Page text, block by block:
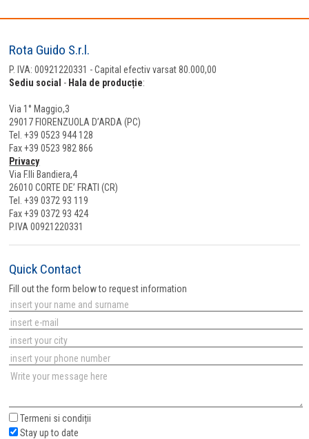
Rota Guido S.r.l.
P. IVA: 00921220331 - Capital efectiv varsat 80.000,00
Sediu social - Hala de producție:
Via 1° Maggio,3
29017 FIORENZUOLA D’ARDA (PC)
Tel. +39 0523 944 128
Fax +39 0523 982 866
Privacy
Via F.lli Bandiera,4
26010 CORTE DE’ FRATI (CR)
Tel. +39 0372 93 119
Fax +39 0372 93 424
P.IVA 00921220331
Quick Contact
Fill out the form below to request information
Termeni si condiții
Stay up to date